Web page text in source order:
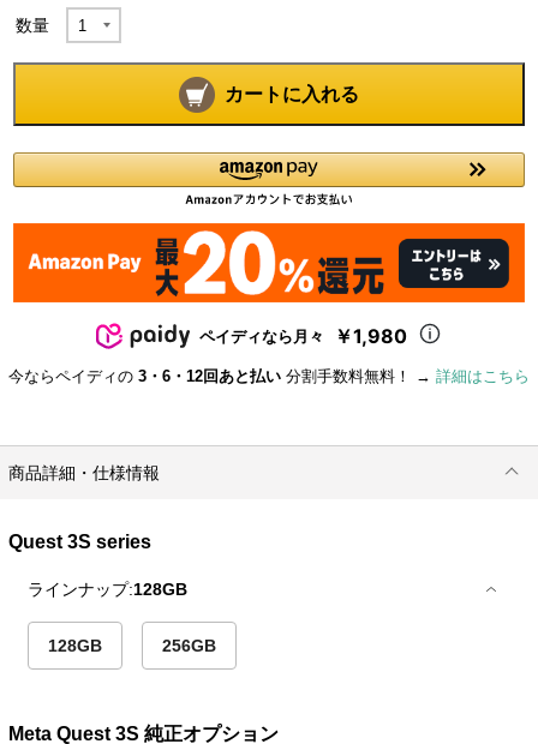
数量
カートに入れる
ペイディなら月々 ￥1,980
今ならペイディの 3・6・12回あと払い 分割手数料無料！ → 詳細はこちら
商品詳細・仕様情報
Quest 3S series
ラインナップ:128GB
128GB 256GB
Meta Quest 3S 純正オプション